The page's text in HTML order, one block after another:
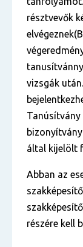
résztvevők
vizsgák
Tanúsítvány
által kijelölt
Abban az
részére kell